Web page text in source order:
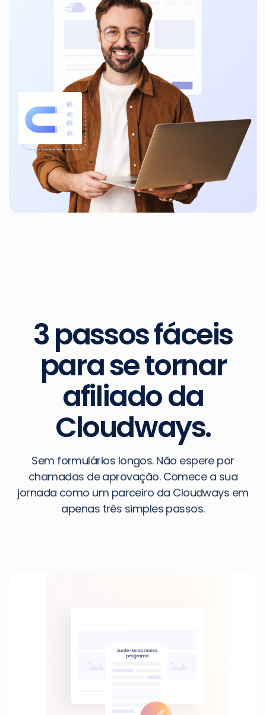
3 passos fáceis
para se tornar
afiliado da
Cloudways.
Sem formulários longos. Não espere por
chamadas de aprovação. Comece a sua
jornada como um parceiro da Cloudways em
apenas três simples passos.